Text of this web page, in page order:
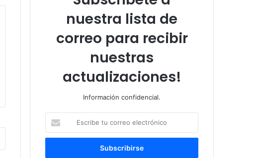
nuestra lista de
correo para recibir
nuestras
actualizaciones!
Información confidencial.
tu
correo